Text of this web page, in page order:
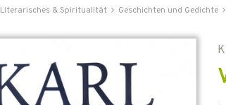
Literarisches & Spiritualität Geschichten und Gedichte